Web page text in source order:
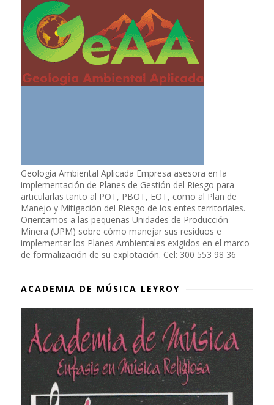
Geología Ambiental Aplicada Empresa asesora en la
implementación de Planes de Gestión del Riesgo para
articularlas tanto al POT, PBOT, EOT, como al Plan de
Manejo y Mitigación del Riesgo de los entes territoriales.
Orientamos a las pequeñas Unidades de Producción
Minera (UPM) sobre cómo manejar sus residuos e
implementar los Planes Ambientales exigidos en el marco
de formalización de su explotación. Cel: 300 553 98 36
ACADEMIA DE MÚSICA LEYROY